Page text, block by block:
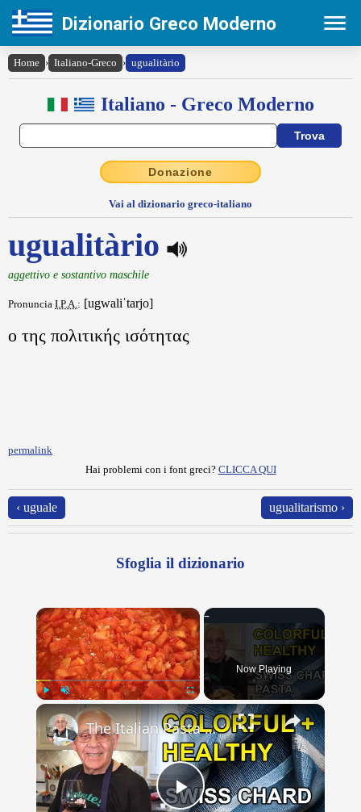
Dizionario Greco Moderno
Home › Italiano-Greco › ugualitàrio
Italiano - Greco Moderno
Donazione
Vai al dizionario greco-italiano
ugualitàrio
aggettivo e sostantivo maschile
Pronuncia I.P.A.: [ugwaliˈtarjo]
ο της πολιτικής ισότητας
permalink
Hai problemi con i font greci? CLICCA QUI
‹ uguale ugualitarismo ›
Sfoglia il dizionario
×
Unmute Fullscreen
Now Playing
×
The Italian Pasta Dish You’re Not Making (Pasta with Swiss Chard)